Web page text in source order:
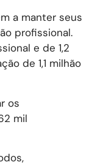
a manter seus
profissional.
e de 1,2
de 1,1 milhão
os
mil